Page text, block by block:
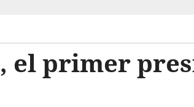
el primer